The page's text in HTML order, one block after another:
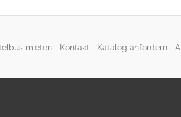
mieten Kontakt Katalog anfordern